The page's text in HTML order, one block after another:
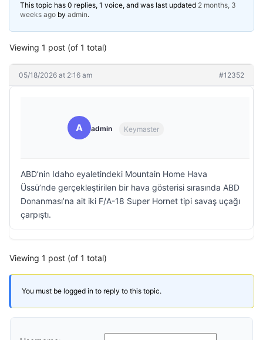
This topic has 0 replies, 1 voice, and was last updated 2 months, 3
weeks ago by admin.
Viewing 1 post (of 1 total)
05/18/2026 at 2:16 am #12352
A admin Keymaster
ABD’nin Idaho eyaletindeki Mountain Home Hava
Üssü’nde gerçekleştirilen bir hava gösterisi sırasında ABD
Donanması’na ait iki F/A-18 Super Hornet tipi savaş uçağı
çarpıştı.
Viewing 1 post (of 1 total)
You must be logged in to reply to this topic.